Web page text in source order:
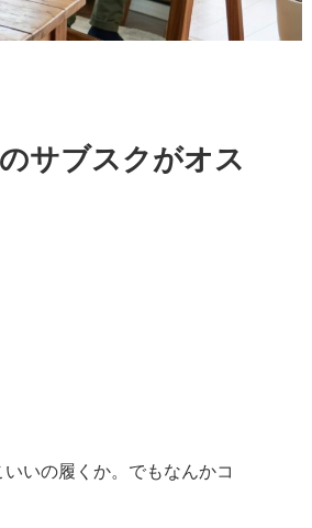
サブスクがオス
いの履くか。でもなんかコ